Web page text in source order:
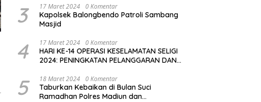
3 17 Maret 2024 0 Komentar
Kapolsek Balongbendo Patroli Sambang
Masjid
4 17 Maret 2024 0 Komentar
HARI KE-14 OPERASI KESELAMATAN SELIGI
2024: PENINGKATAN PELANGGARAN DAN
5 18 Maret 2024 0 Komentar
Taburkan Kebaikan di Bulan Suci
Ramadhan Polres Madiun dan